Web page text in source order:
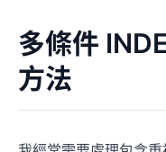
多條件
方法